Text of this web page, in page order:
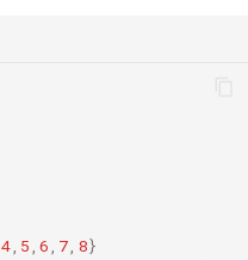
4, 5, 6, 7, 8}